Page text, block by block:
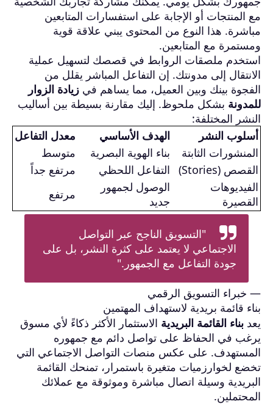
مع المنتجات أو الإجابة على استفسارات المتابعين
مباشرة. هذا النوع من المحتوى يبني علاقة قوية
ومستمرة مع المتابعين.
استخدم ملصقات الروابط في قصصك لتسهيل عملية
الانتقال إلى مدونتك. إن التفاعل المباشر يقلل من
الفجوة بينك وبين العميل، مما يساهم في زيادة الزوار
للمدونة بشكل ملحوظ. إليك مقارنة بسيطة بين أساليب
النشر المختلفة:
أسلوب النشر
الهدف الأساسي
معدل التفاعل
المنشورات الثابتة
بناء الهوية البصرية
متوسط
القصص (Stories)
التفاعل اللحظي
مرتفع جداً
الفيديوهات
القصيرة
الوصول لجمهور
جديد
مرتفع
"التسويق الناجح عبر التواصل
الاجتماعي لا يعتمد على كثرة النشر، بل على
جودة التفاعل مع الجمهور."
— خبراء التسويق الرقمي
بناء قائمة بريدية لاستهداف المهتمين
يعد بناء القائمة البريدية الاستثمار الأكثر ذكاءً لأي مسوق
يرغب في الحفاظ على تواصل دائم مع جمهوره
المستهدف. على عكس منصات التواصل الاجتماعي التي
تخضع لخوارزميات متغيرة باستمرار، تمنحك القائمة
البريدية وسيلة اتصال مباشرة وموثوقة مع عملائك
المحتملين.